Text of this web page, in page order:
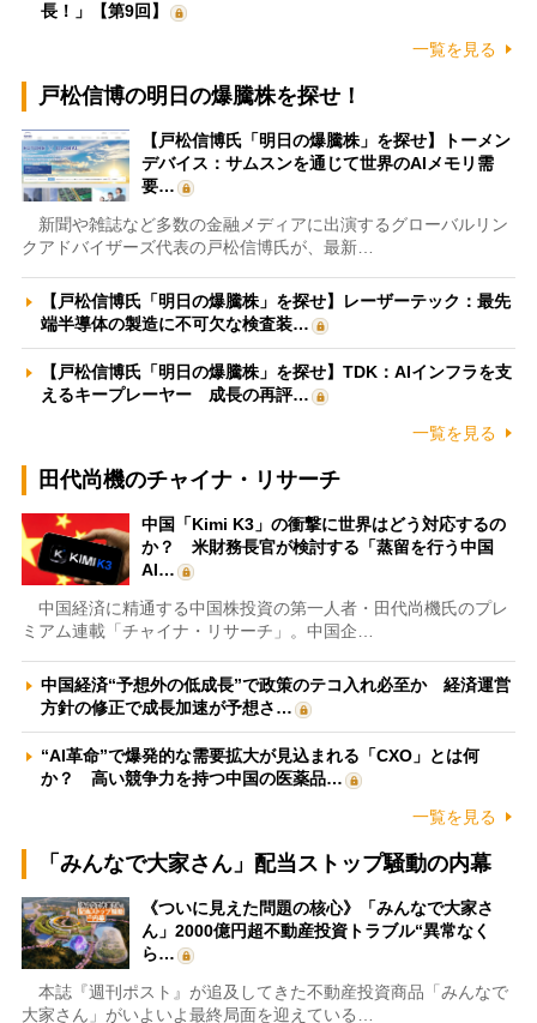
長！」【第9回】
一覧を見る
戸松信博の明日の爆騰株を探せ！
【戸松信博氏「明日の爆騰株」を探せ】トーメン
デバイス：サムスンを通じて世界のAIメモリ需
要…
新聞や雑誌など多数の金融メディアに出演するグローバルリン
クアドバイザーズ代表の戸松信博氏が、最新…
【戸松信博氏「明日の爆騰株」を探せ】レーザーテック：最先
端半導体の製造に不可欠な検査装…
【戸松信博氏「明日の爆騰株」を探せ】TDK：AIインフラを支
えるキープレーヤー 成長の再評…
一覧を見る
田代尚機のチャイナ・リサーチ
中国「Kimi K3」の衝撃に世界はどう対応するの
か？ 米財務長官が検討する「蒸留を行う中国
AI…
中国経済に精通する中国株投資の第一人者・田代尚機氏のプレ
ミアム連載「チャイナ・リサーチ」。中国企…
中国経済“予想外の低成長”で政策のテコ入れ必至か 経済運営
方針の修正で成長加速が予想さ…
“AI革命”で爆発的な需要拡大が見込まれる「CXO」とは何
か？ 高い競争力を持つ中国の医薬品…
一覧を見る
「みんなで大家さん」配当ストップ騒動の内幕
《ついに見えた問題の核心》「みんなで大家さ
ん」2000億円超不動産投資トラブル“異常なく
ら…
本誌『週刊ポスト』が追及してきた不動産投資商品「みんなで
大家さん」がいよいよ最終局面を迎えている…